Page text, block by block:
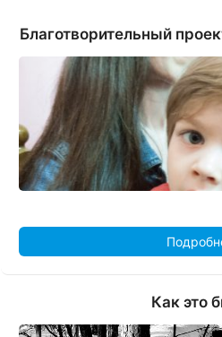
Благотворительный
Как это